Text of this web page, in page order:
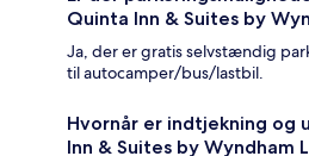
Quinta Inn & Suites by
Ja, der er gratis selvstændig
til autocamper/bus/lastbil.
Hvornår er indtjekning og
Inn & Suites by Wyndham